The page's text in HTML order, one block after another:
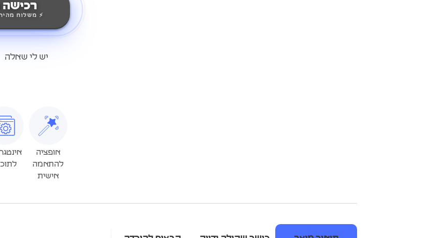
רכישה
⚡ משלוח
יש לי שאלה
אופציה
להתאמה
אישית